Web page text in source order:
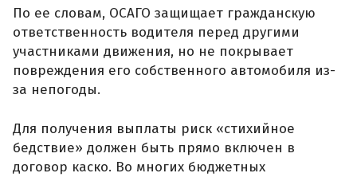
По ее словам, ОСАГО защищает гражданскую
ответственность водителя перед другими
участниками движения, но не покрывает
повреждения его собственного автомобиля из-
за непогоды.
Для получения выплаты риск «стихийное
бедствие» должен быть прямо включен в
договор каско. Во многих бюджетных